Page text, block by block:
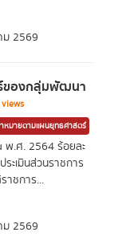
2569
ของกลุ่มพัฒนา
าหมายตามแผนยุทธศาสตร์
พ.ศ. 2564 ร้อยละ
ะเมินส่วนราชการ
าชการ...
2569